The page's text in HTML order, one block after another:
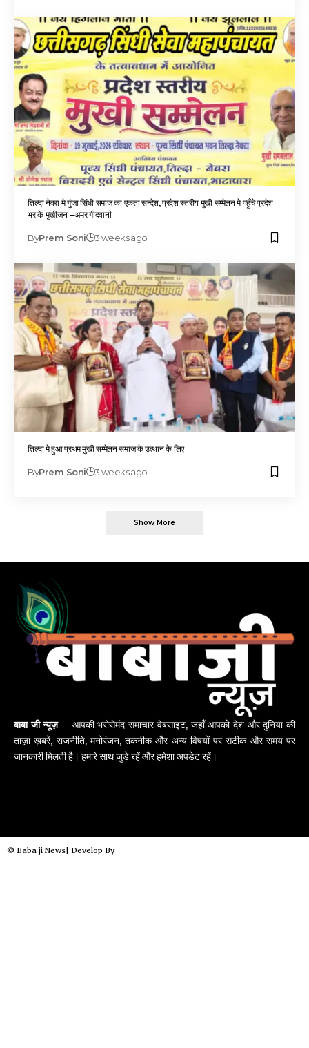
तिल्दा नेवरा मे गुंजा सिंधी समाज का एकता सन्देश, प्रदेश स्तरीय मुखी सम्मेलन मे पहुँचे प्रदेश
भर के मुखीजन –अमर गीदवानी
ByPrem Soni 3 weeks ago
तिल्दा मे हुआ प्रथम मुखी सम्मेलन समाज के उत्थान के लिए
ByPrem Soni 3 weeks ago
Show More
बाबा जी न्यूज़– आपकी भरोसेमंद समाचार वेबसाइट, जहाँ आपको देश और दुनिया की
ताज़ा ख़बरें, राजनीति, मनोरंजन, तकनीक और अन्य विषयों पर सटीक और समय पर
जानकारी मिलती है। हमारे साथ जुड़े रहें और हमेशा अपडेट रहें।
© Baba ji News| Develop By